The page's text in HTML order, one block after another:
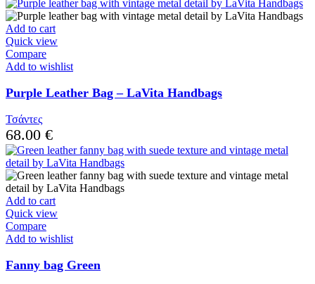
Add to cart
Quick view
Compare
Add to wishlist
Purple Leather Bag – LaVita Handbags
Τσάντες
68.00 €
Add to cart
Quick view
Compare
Add to wishlist
Fanny bag Green